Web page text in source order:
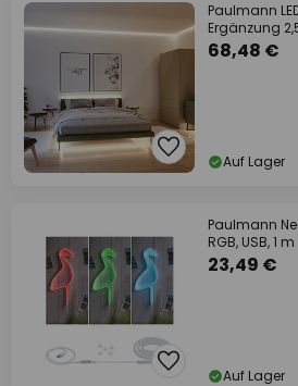
Paulmann
Ergänzung
68,48 €
Auf Lager
Paulmann
RGB, USB, 1 m
23,49 €
Auf Lager